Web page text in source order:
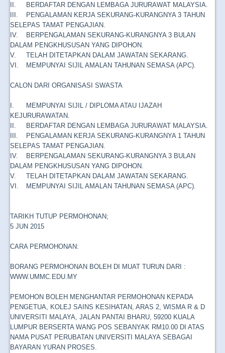
II.
BERDAFTAR DENGAN LEMBAGA JURURAWAT MALAYSIA.
III.
PENGALAMAN KERJA SEKURANG-KURANGNYA 3 TAHUN
SELEPAS TAMAT PENGAJIAN.
IV.
BERPENGALAMAN SEKURANG-KURANGNYA 3 BULAN
DALAM PENGKHUSUSAN YANG DIPOHON.
V.
TELAH DITETAPKAN DALAM JAWATAN SEKARANG.
VI.
MEMPUNYAI SIJIL AMALAN TAHUNAN SEMASA (APC).
CALON DARI ORGANISASI SWASTA
I.
MEMPUNYAI SIJIL / DIPLOMA ATAU IJAZAH
KEJURURAWATAN.
II.
BERDAFTAR DENGAN LEMBAGA JURURAWAT MALAYSIA.
III.
PENGALAMAN KERJA SEKURANG-KURANGNYA 1 TAHUN
SELEPAS TAMAT PENGAJIAN.
IV.
BERPENGALAMAN SEKURANG-KURANGNYA 3 BULAN
DALAM PENGKHUSUSAN YANG DIPOHON.
V.
TELAH DITETAPKAN DALAM JAWATAN SEKARANG.
VI.
MEMPUNYAI SIJIL AMALAN TAHUNAN SEMASA (APC).
TARIKH TUTUP PERMOHONAN;
5 JUN 2015
CARA PERMOHONAN:
BORANG PERMOHONAN BOLEH DI MUAT TURUN DARI :
WWW.UMMC.EDU.MY
PEMOHON BOLEH MENGHANTAR PERMOHONAN KEPADA
PENGETUA, KOLEJ SAINS KESIHATAN, ARAS 2, WISMA R & D
UNIVERSITI MALAYA, JALAN PANTAI BHARU, 59200 KUALA
LUMPUR BERSERTA WANG POS SEBANYAK RM10.00 DI ATAS
NAMA PUSAT PERUBATAN UNIVERSITI MALAYA SEBAGAI
BAYARAN YURAN PROSES.